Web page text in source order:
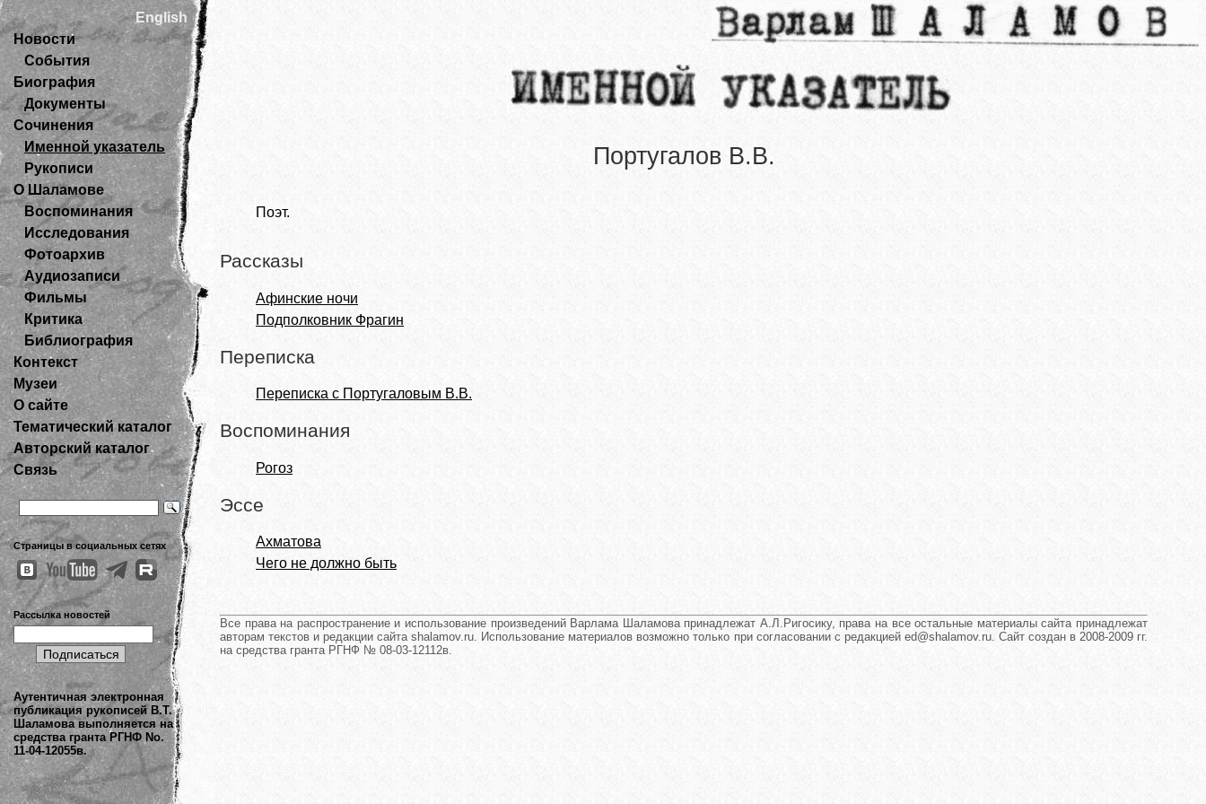
English
Новости
События
Биография
Документы
Сочинения
Именной указатель
Рукописи
О Шаламове
Воспоминания
Исследования
Фотоархив
Аудиозаписи
Фильмы
Критика
Библиография
Контекст
Музеи
О сайте
Тематический каталог
Авторский каталог
Связь
Страницы в социальных сетях
Рассылка новостей
Аутентичная электронная
публикация рукописей В.Т.
Шаламова выполняется на
средства гранта РГНФ No.
11-04-12055в.
Португалов В.В.
Поэт.
Рассказы
Афинские ночи
Подполковник Фрагин
Переписка
Переписка с Португаловым В.В.
Воспоминания
Рогоз
Эссе
Ахматова
Чего не должно быть
Все права на распространение и использование произведений Варлама Шаламова принадлежат А.Л.Ригосику, права на все остальные материалы сайта принадлежат
авторам текстов и редакции сайта shalamov.ru. Использование материалов возможно только при согласовании с редакцией ed@shalamov.ru. Сайт создан в 2008-2009 гг.
на средства гранта РГНФ № 08-03-12112в.